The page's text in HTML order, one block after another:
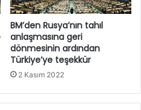
BM’den Rusya’nın tahıl
anlaşmasına geri
dönmesinin ardından
Türkiye’ye teşekkür
2 Kasım 2022